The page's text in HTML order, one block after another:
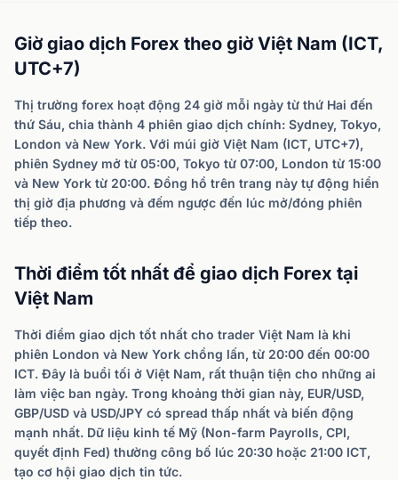
Giờ giao dịch Forex theo giờ Việt Nam (ICT,
UTC+7)
Thị trường forex hoạt động 24 giờ mỗi ngày từ thứ Hai đến
thứ Sáu, chia thành 4 phiên giao dịch chính: Sydney, Tokyo,
London và New York. Với múi giờ Việt Nam (ICT, UTC+7),
phiên Sydney mở từ 05:00, Tokyo từ 07:00, London từ 15:00
và New York từ 20:00. Đồng hồ trên trang này tự động hiển
thị giờ địa phương và đếm ngược đến lúc mở/đóng phiên
tiếp theo.
Thời điểm tốt nhất để giao dịch Forex tại
Việt Nam
Thời điểm giao dịch tốt nhất cho trader Việt Nam là khi
phiên London và New York chồng lấn, từ 20:00 đến 00:00
ICT. Đây là buổi tối ở Việt Nam, rất thuận tiện cho những ai
làm việc ban ngày. Trong khoảng thời gian này, EUR/USD,
GBP/USD và USD/JPY có spread thấp nhất và biến động
mạnh nhất. Dữ liệu kinh tế Mỹ (Non-farm Payrolls, CPI,
quyết định Fed) thường công bố lúc 20:30 hoặc 21:00 ICT,
tạo cơ hội giao dịch tin tức.